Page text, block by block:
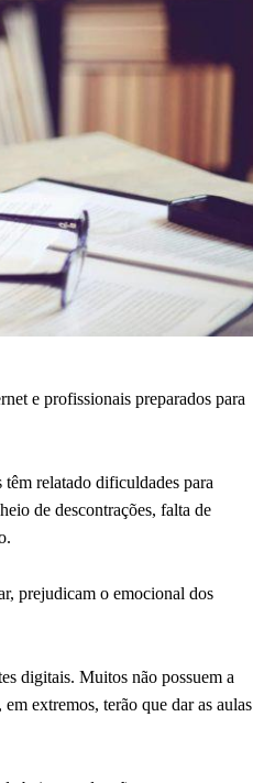
e profissionais preparados para
relatado dificuldades para
de descontrações, falta de
prejudicam o emocional dos
digitais. Muitos não possuem a
extremos, terão que dar as aulas